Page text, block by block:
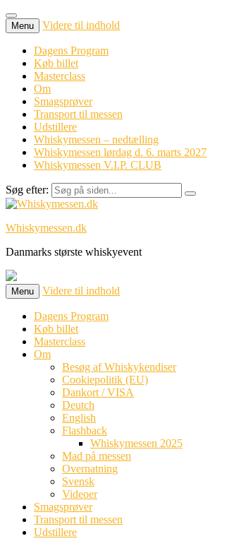
Menu Videre til indhold
Dagens Program
Køb billet
Masterclass
Om
Smagsprøver
Transport til messen
Udstillere
Whiskymessen – nedtælling
Whiskymessen lørdag d. 6. marts 2027
Whiskymessen V.I.P. CLUB
Søg efter:
Whiskymessen.dk
Danmarks største whiskyevent
Menu Videre til indhold
Dagens Program
Køb billet
Masterclass
Om
Besøg af Whiskykendiser
Cookiepolitik (EU)
Dankort / VISA
Deutch
English
Flashback
Whiskymessen 2025
Mad på messen
Overnatning
Svensk
Videoer
Smagsprøver
Transport til messen
Udstillere